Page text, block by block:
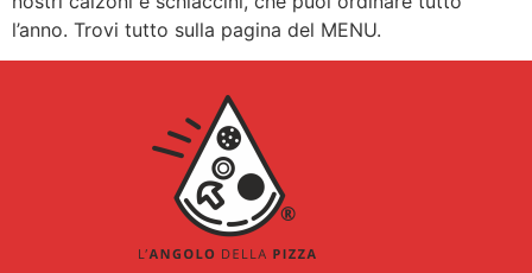
l’anno. Trovi tutto sulla pagina del MENU.